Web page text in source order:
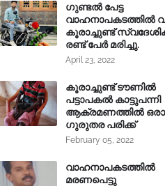
ഗുണ്ടൽ പേട്ട
വാഹനാപകടത്തിൽ
കൂരാച്ചുണ്ട്
രണ്ട് പേർ മരിച്ചു.
April 23, 2022
കൂരാച്ചുണ്ട് ടൗണിൽ
പട്ടാപകൽ കാട്ടുപന്നി
ആക്രമണത്തിൽ
ഗുരുതര പരിക്ക്
February 05, 2022
വാഹനാപകടത്തിൽ
മരണപെട്ടു